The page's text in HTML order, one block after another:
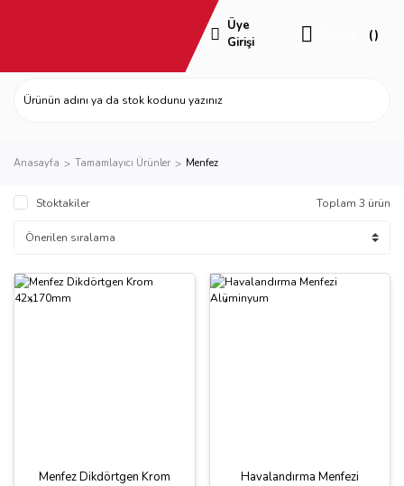
Üye
Girişi
Anasayfa Tamamlayıcı Ürünler Menfez
Stoktakiler Toplam 3 ürün
Menfez Dikdörtgen Krom
Havalandırma Menfezi